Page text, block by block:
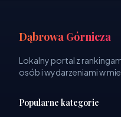
Dąbrowa Górnicza
Lokalny portal z
osób i wydarzeniami w
Popularne kategorie